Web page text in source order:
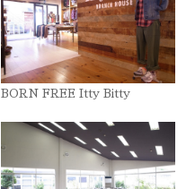
BORN FREE Itty Bitty